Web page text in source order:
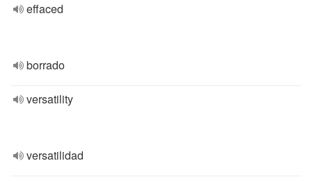
effaced
borrado
versatility
versatilidad